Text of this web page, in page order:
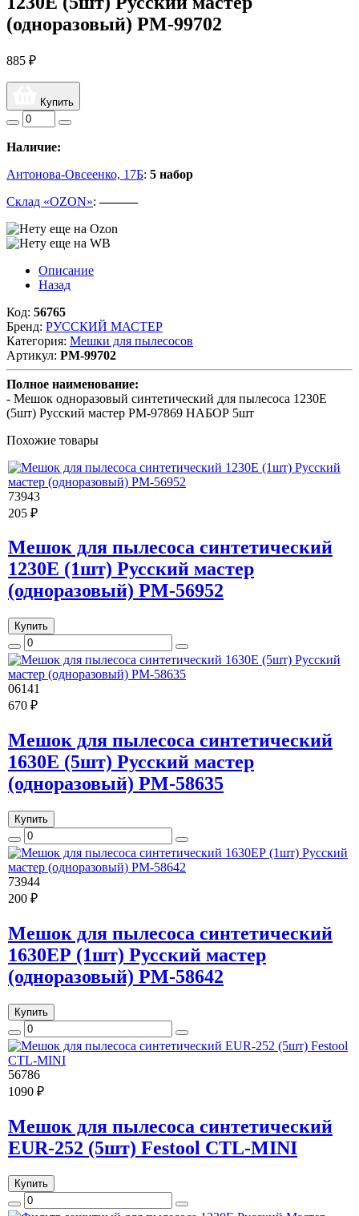
(одноразовый) РМ-99702
885 ₽
Купить
Наличие:
Антонова-Овсеенко, 17Б: 5 набор
Склад «OZON»:———
Описание
Назад
Код: 56765
Бренд: РУССКИЙ МАСТЕР
Категория: Мешки для пылесосов
Артикул: РМ-99702
Полное наименование:
- Мешок одноразовый синтетический для пылесоса 1230E
(5шт) Русский мастер РМ-97869 НАБОР 5шт
Похожие товары
73943
205 ₽
Мешок для пылесоса синтетический
1230E (1шт) Русский мастер
(одноразовый) РМ-56952
Купить
06141
670 ₽
Мешок для пылесоса синтетический
1630E (5шт) Русский мастер
(одноразовый) РМ-58635
Купить
73944
200 ₽
Мешок для пылесоса синтетический
1630EР (1шт) Русский мастер
(одноразовый) РМ-58642
Купить
56786
1090 ₽
Мешок для пылесоса синтетический
EUR-252 (5шт) Festool CTL-MINI
Купить